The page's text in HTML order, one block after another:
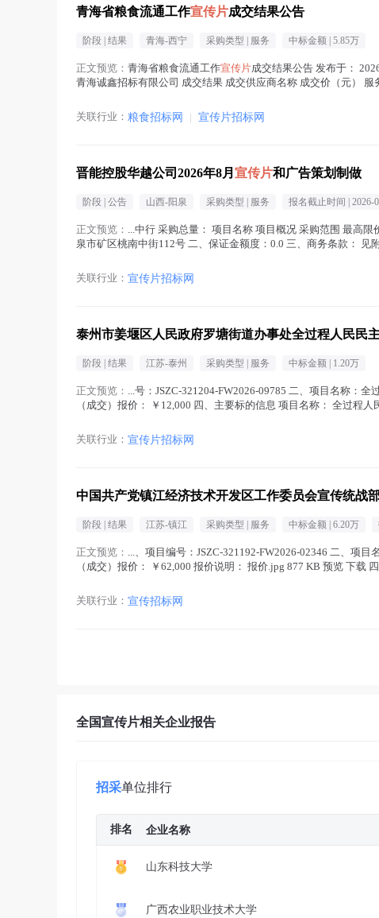
青海省粮食流通工作宣传片成交结果公告
阶段 | 结果 青海-西宁 采购类型 | 服务 中标金额 | 5.85万
正文预览： 青海省粮食流通工作宣传片成交结果公告 发布于：
青海诚鑫招标有限公司 成交结果 成交供应商名称 成交价（元）
关联行业： 粮食招标网 | 宣传片招标网
晋能控股华越公司2026年8月 宣传片和广告策划制做
阶段 | 公告 山西-阳泉 采购类型 | 服务 报名截止时间 | 2026-
正文预览： ...中行 采购总量： 项目名称 项目概况 采购范围 最高
泉市矿区桃南中街112号 二、保证金额度：0.0 三、商务条款： 见
关联行业： 宣传片招标网
泰州市姜堰区人民政府罗塘街道办事处全过程人民民
阶段 | 结果 江苏-泰州 采购类型 | 服务 中标金额 | 1.20万
正文预览： ...号：JSZC-321204-FW2026-09785 二、项目名称：全
（成交）报价： ￥12,000 四、主要标的信息 项目名称： 全过程人
关联行业： 宣传片招标网
中国共产党镇江经济技术开发区工作委员会宣传统战
阶段 | 结果 江苏-镇江 采购类型 | 服务 中标金额 | 6.20万
正文预览： ...、项目编号：JSZC-321192-FW2026-02346 二、项目
（成交）报价： ￥62,000 报价说明： 报价.jpg 877 KB 预览 下载
关联行业： 宣传招标网
全国宣传片相关企业报告
招采单位排行
排名 企业名称
山东科技大学
广西农业职业技术大学